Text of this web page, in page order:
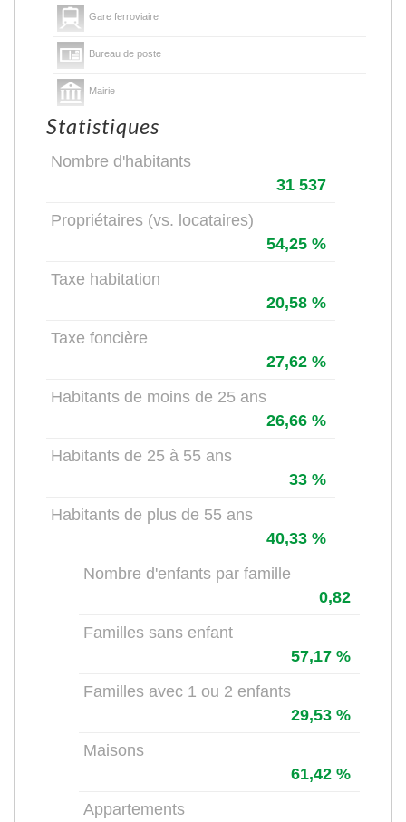
Gare ferroviaire
Bureau de poste
Mairie
Presse et Tabac
Statistiques
Nombre d'habitants
31 537
Propriétaires (vs. locataires)
54,25 %
Taxe habitation
20,58 %
Taxe foncière
27,62 %
Habitants de moins de 25 ans
26,66 %
Habitants de 25 à 55 ans
33 %
Habitants de plus de 55 ans
40,33 %
Nombre d'enfants par famille
0,82
Familles sans enfant
57,17 %
Familles avec 1 ou 2 enfants
29,53 %
Maisons
61,42 %
Appartements